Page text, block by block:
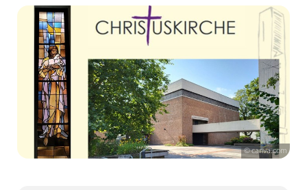
© canva.com